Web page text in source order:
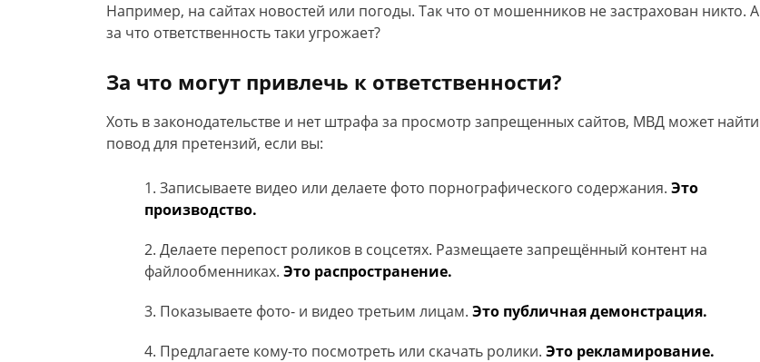
Например, на сайтах новостей или погоды. Так что от мошенников не застрахован никто. А
за что ответственность таки угрожает?
За что могут привлечь к ответственности?
Хоть в законодательстве и нет штрафа за просмотр запрещенных сайтов, МВД может найти
повод для претензий, если вы:
Записываете видео или делаете фото порнографического содержания. Это
производство.
Делаете перепост роликов в соцсетях. Размещаете запрещённый контент на
файлообменниках. Это распространение.
Показываете фото- и видео третьим лицам. Это публичная демонстрация.
Предлагаете кому-то посмотреть или скачать ролики. Это рекламирование.